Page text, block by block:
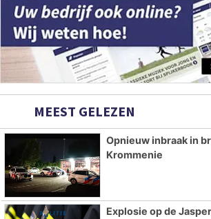
MEEST GELEZEN
Opnieuw inbraak in
Krommenie
Explosie op de